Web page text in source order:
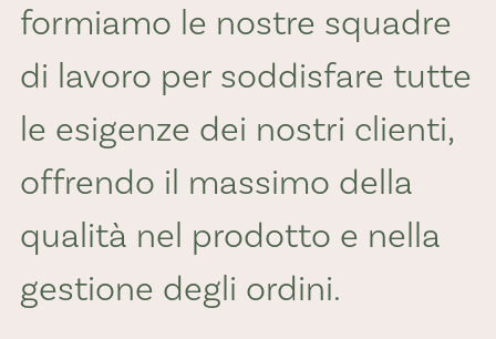
formiamo le nostre squadre
di lavoro per soddisfare tutte
le esigenze dei nostri clienti,
offrendo il massimo della
qualità nel prodotto e nella
gestione degli ordini.